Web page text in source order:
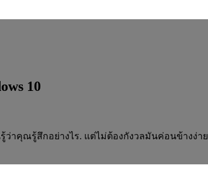
10
าคุณรู้สึกอย่างไร. แต่ไม่ต้องกังวลมันค่อนข้างง่า